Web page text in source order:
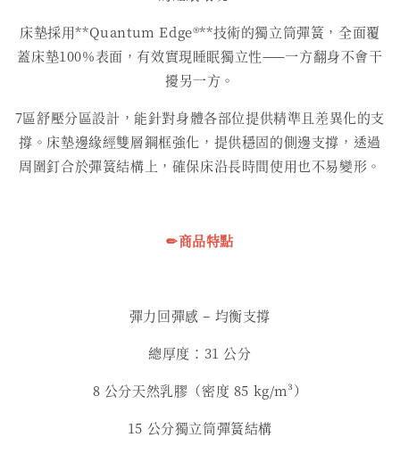
床墊採用**Quantum Edge®**技術的獨立筒彈簧，全面覆
蓋床墊100%表面，有效實現睡眠獨立性——一方翻身不會干
擾另一方。
7區舒壓分區設計，能針對身體各部位提供精準且差異化的支
撐。床墊邊緣經雙層鋼框強化，提供穩固的側邊支撐，透過
周圍釘合於彈簧結構上，確保床沿長時間使用也不易變形。
✏商品特點
彈力回彈感 – 均衡支撐
總厚度：31 公分
8 公分天然乳膠（密度 85 kg/m³）
15 公分獨立筒彈簧結構